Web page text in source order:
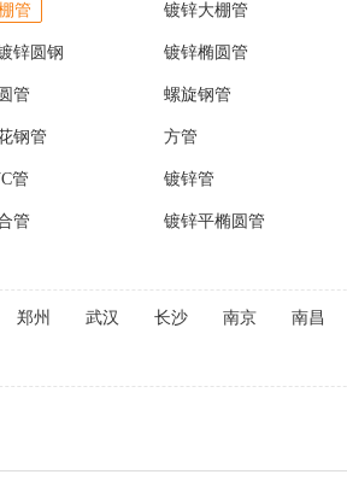
管 镀锌大棚管
锌圆钢 镀锌椭圆管
管 螺旋钢管
钢管 方管
管 镀锌管
管 镀锌平椭圆管
郑州 武汉 长沙 南京 南昌